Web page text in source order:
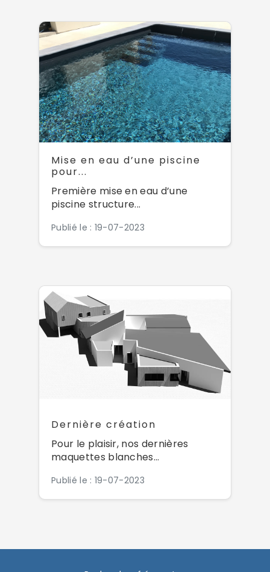
Mise en eau d’une piscine
pour...
Première mise en eau d’une
piscine structure...
Publié le : 19-07-2023
Dernière création
Pour le plaisir, nos dernières
maquettes blanches...
Publié le : 19-07-2023